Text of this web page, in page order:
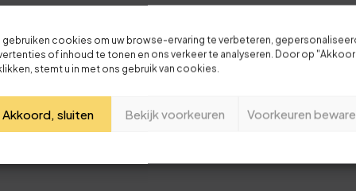
gebruiken cookies om uw browse-ervaring te verbeteren,
of inhoud te tonen en ons verkeer te analyseren. Door op
stemt u in met ons gebruik van cookies.
Akkoord, sluiten Bekijk voorkeuren Voorkeuren
0
1
2
1
7
2
7
Je naam